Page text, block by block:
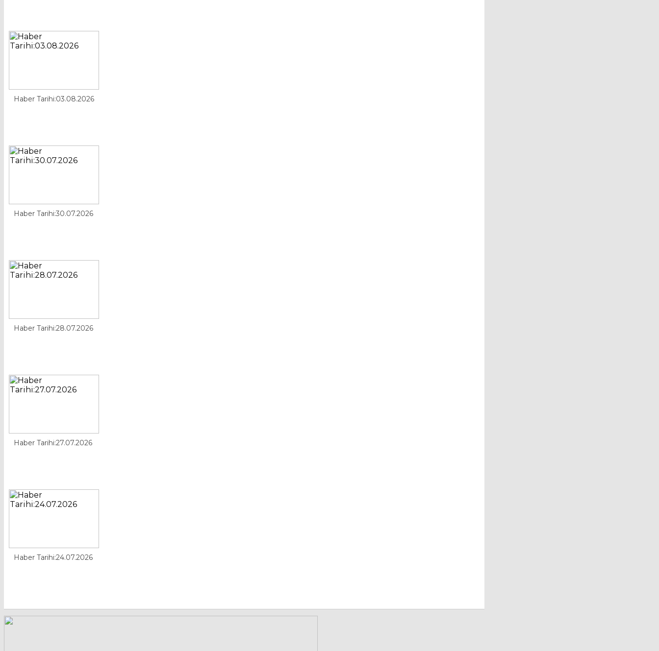
Haber Tarihi:03.08.2026
Haber Tarihi:30.07.2026
Haber Tarihi:28.07.2026
Haber Tarihi:27.07.2026
Haber Tarihi:24.07.2026